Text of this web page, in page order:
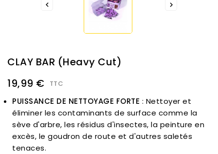
 
CLAY BAR (Heavy Cut)
19,99 €
TTC
PUISSANCE DE NETTOYAGE FORTE : Nettoyer et
éliminer les contaminants de surface comme la
sève d'arbre, les résidus d'insectes, la peinture en
excès, le goudron de route et d'autres saletés
tenaces.